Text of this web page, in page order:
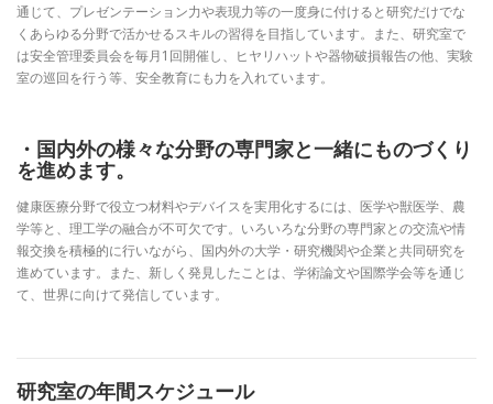
通じて、プレゼンテーション力や表現力等の一度身に付けると研究だけでな
くあらゆる分野で活かせるスキルの習得を目指しています。また、研究室で
は安全管理委員会を毎月1回開催し、ヒヤリハットや器物破損報告の他、実験
室の巡回を行う等、安全教育にも力を入れています。
・国内外の様々な分野の専門家と一緒にものづくり
を進めます。
健康医療分野で役立つ材料やデバイスを実用化するには、医学や獣医学、農
学等と、理工学の融合が不可欠です。いろいろな分野の専門家との交流や情
報交換を積極的に行いながら、国内外の大学・研究機関や企業と共同研究を
進めています。また、新しく発見したことは、学術論文や国際学会等を通じ
て、世界に向けて発信しています。
研究室の年間スケジュール